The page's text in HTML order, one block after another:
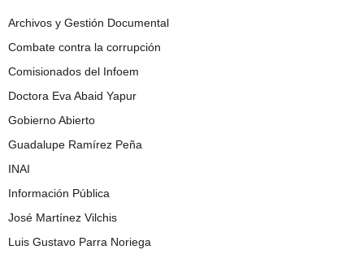
Archivos y Gestión Documental
Combate contra la corrupción
Comisionados del Infoem
Doctora Eva Abaid Yapur
Gobierno Abierto
Guadalupe Ramírez Peña
INAI
Información Pública
José Martínez Vilchis
Luis Gustavo Parra Noriega